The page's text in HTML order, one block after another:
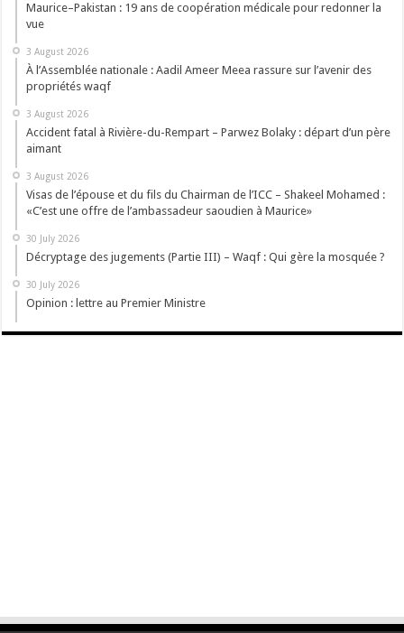
Maurice–Pakistan : 19 ans de coopération médicale pour redonner la
vue
3 August 2026
À l’Assemblée nationale : Aadil Ameer Meea rassure sur l’avenir des
propriétés waqf
3 August 2026
Accident fatal à Rivière-du-Rempart – Parwez Bolaky : départ d’un père
aimant
3 August 2026
Visas de l’épouse et du fils du Chairman de l’ICC – Shakeel Mohamed :
«C’est une offre de l’ambassadeur saoudien à Maurice»
30 July 2026
Décryptage des jugements (Partie III) – Waqf : Qui gère la mosquée ?
30 July 2026
Opinion : lettre au Premier Ministre